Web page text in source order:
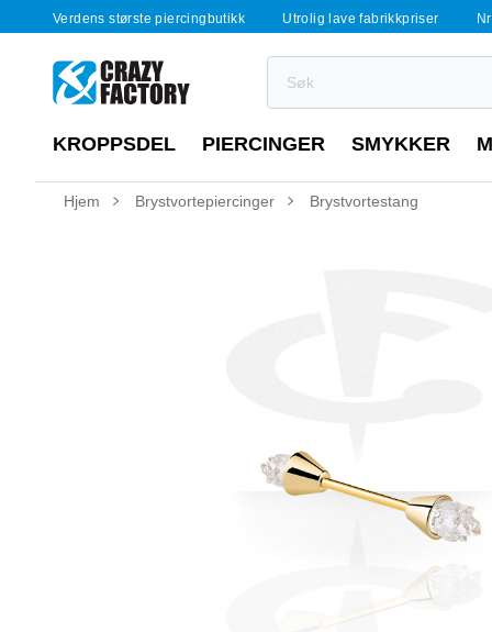
Verdens største piercingbutikk Utrolig lave fabrikkpriser
KROPPSDEL PIERCINGER SMYKKER
Hjem Brystvortepiercinger Brystvortestang